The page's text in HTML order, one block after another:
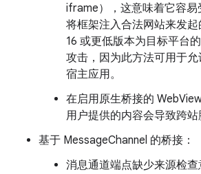
iframe），这意味着它容易
将框架注入合法网站来发起
16 或更低版本为目标平台
攻击，因为此方法可用于
宿主应用。
在启用原生桥接的
用户提供的内容会导致跨站
基于 MessageChannel 的桥接：
消息通道端点缺少来源检